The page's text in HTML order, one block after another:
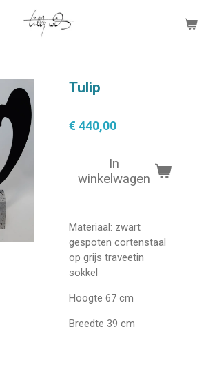
Tulip
€ 440,00
In
winkelwagen
Materiaal: zwart
gespoten cortenstaal
op grijs traveetin
sokkel
Hoogte 67 cm
Breedte 39 cm